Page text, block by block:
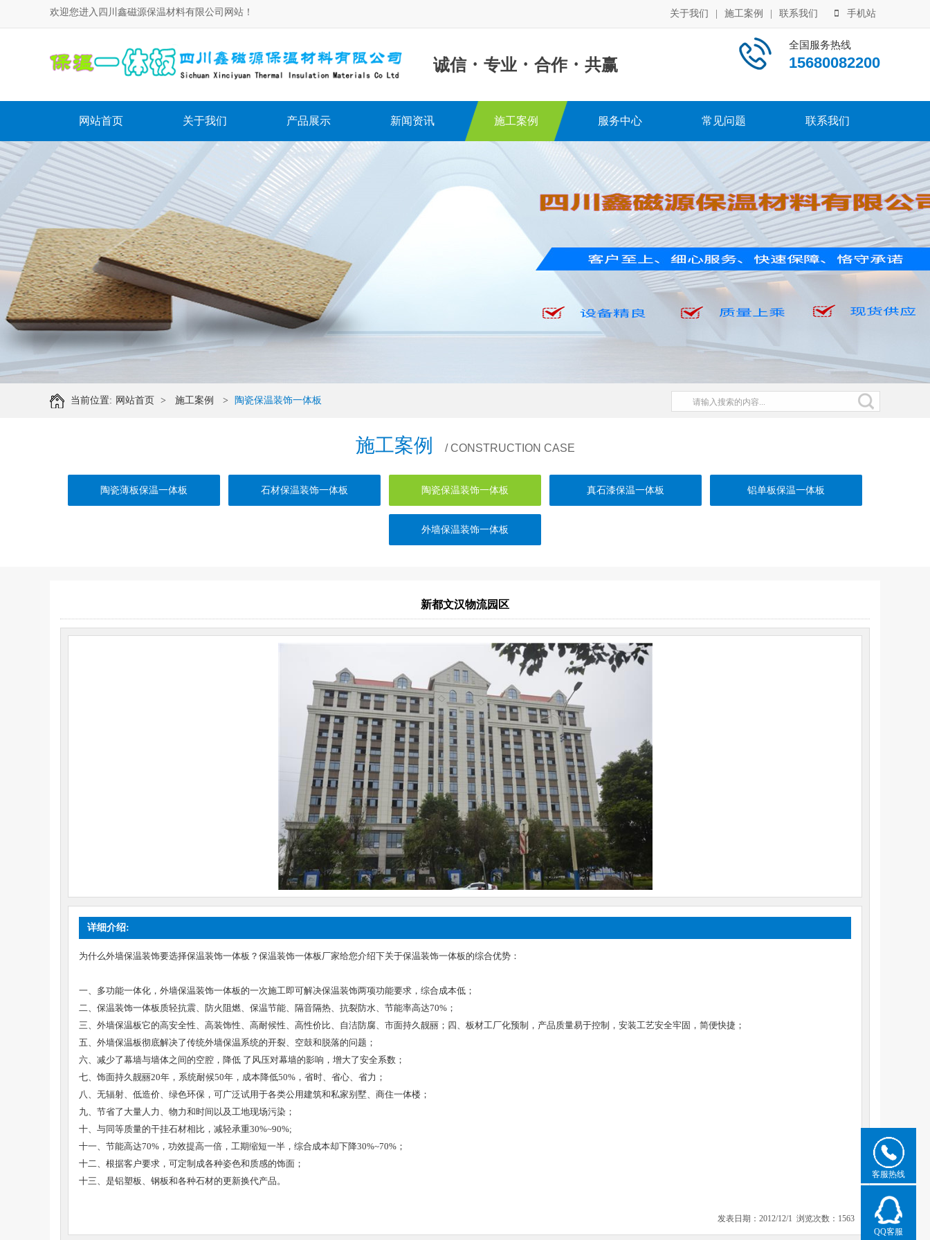
欢迎您进入四川鑫磁源保温材料有限公司网站！ 关于我们 施工案例 联系我们 手机站
诚信 · 专业 · 合作 · 共赢
全国服务热线
15680082200
网站首页 关于我们 产品展示 新闻资讯 施工案例 服务中心 常见问题 联系我们
当前位置: 网站首页 > 施工案例 > 陶瓷保温装饰一体板
施工案例 / CONSTRUCTION CASE
陶瓷薄板保温一体板 石材保温装饰一体板 陶瓷保温装饰一体板 真石漆保温一体板 铝单板保温一体板
外墙保温装饰一体板
新都文汉物流园区
详细介绍:
为什么外墙保温装饰要选择保温装饰一体板？保温装饰一体板厂家给您介绍下关于保温装饰一体板的综合优势：
一、多功能一体化，外墙保温装饰一体板的一次施工即可解决保温装饰两项功能要求，综合成本低；
二、保温装饰一体板质轻抗震、防火阻燃、保温节能、隔音隔热、抗裂防水、节能率高达70%；
三、外墙保温板它的高安全性、高装饰性、高耐候性、高性价比、自洁防腐、市面持久靓丽；四、板材工厂化预制，产品质量易于控制，安装工艺安全牢固，简便快捷；
五、外墙保温板彻底解决了传统外墙保温系统的开裂、空鼓和脱落的问题；
六、减少了幕墙与墙体之间的空腔，降低 了风压对幕墙的影响，增大了安全系数；
七、饰面持久靓丽20年，系统耐候50年，成本降低50%，省时、省心、省力；
八、无辐射、低造价、绿色环保，可广泛试用于各类公用建筑和私家别墅、商住一体楼；
九、节省了大量人力、物力和时间以及工地现场污染；
十、与同等质量的干挂石材相比，减轻承重30%~90%;
十一、节能高达70%，功效提高一倍，工期缩短一半，综合成本却下降30%~70%；
十二、根据客户要求，可定制成各种姿色和质感的饰面；
十三、是铝塑板、钢板和各种石材的更新换代产品。
发表日期：2012/12/1 浏览次数：1563
客服热线
QQ客服